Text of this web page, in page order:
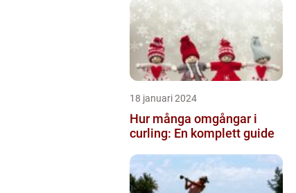
18 januari 2024
Hur många omgångar i
curling: En komplett guide